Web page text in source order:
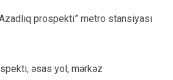
prospekti” metro stansiyası
əsas yol, mərkəz